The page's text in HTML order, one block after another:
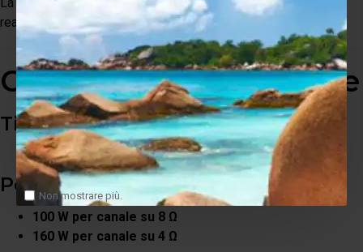
Non mostrare più.
realizzare sistemi stereo 2.1 perfettamente integrati.
Caratteristiche tecniche
Tipologia
Amplificatore integrato Hybrid
Potenza
100 W per canale su 8 Ω
160 W per canale su 4 Ω